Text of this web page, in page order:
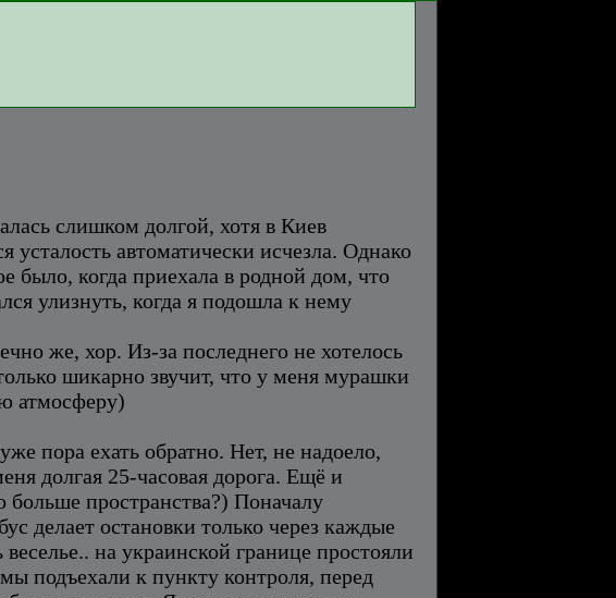
слишком долгой, хотя в Киев
усталость автоматически исчезла. Однако
было, когда приехала в родной дом, что
улизнуть, когда я подошла к нему
же, хор. Из-за последнего не хотелось
шикарно звучит, что у меня мурашки
атмосферу)
пора ехать обратно. Нет, не надоело,
долгая 25-часовая дорога. Ещё и
пространства?) Поначалу
делает остановки только через каждые
на украинской границе простояли
подъехали к пункту контроля, перед